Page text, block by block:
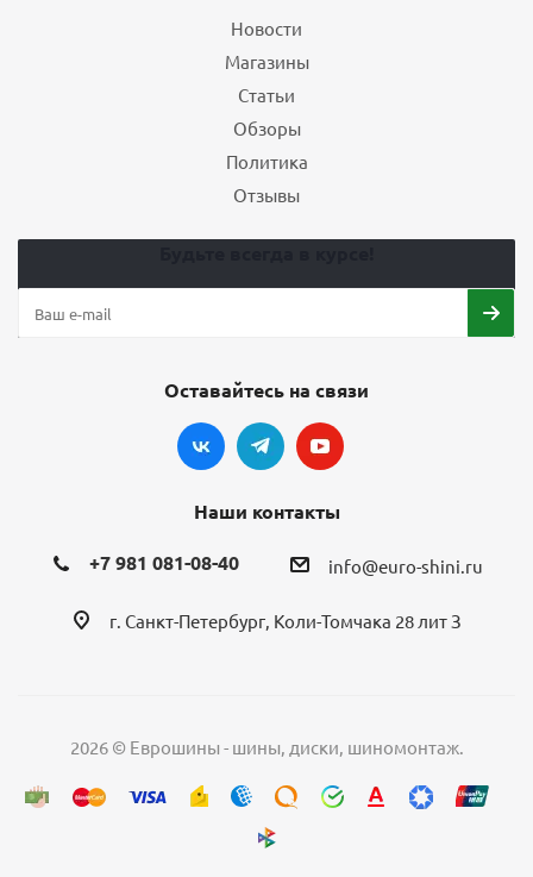
Новости
Магазины
Статьи
Обзоры
Политика
Отзывы
Оставайтесь на связи
Наши контакты
+7 981 081-08-40 info@euro-shini.ru
г. Санкт-Петербург, Коли-Томчака 28 лит З
2026 © Еврошины - шины, диски, шиномонтаж.